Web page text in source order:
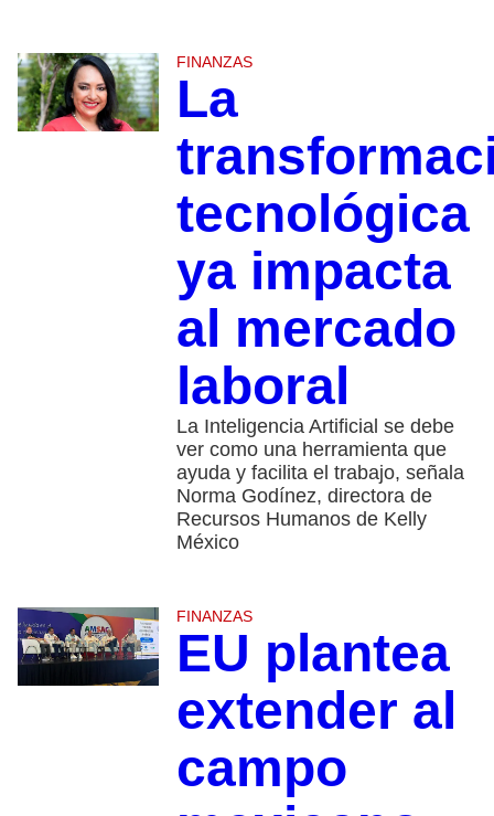
FINANZAS
La
tecnológica
ya impacta
al mercado
laboral
La Inteligencia Artificial se debe
ver como una herramienta que
ayuda y facilita el trabajo, señala
Norma Godínez, directora de
Recursos Humanos de Kelly
México
FINANZAS
EU plantea
extender al
campo